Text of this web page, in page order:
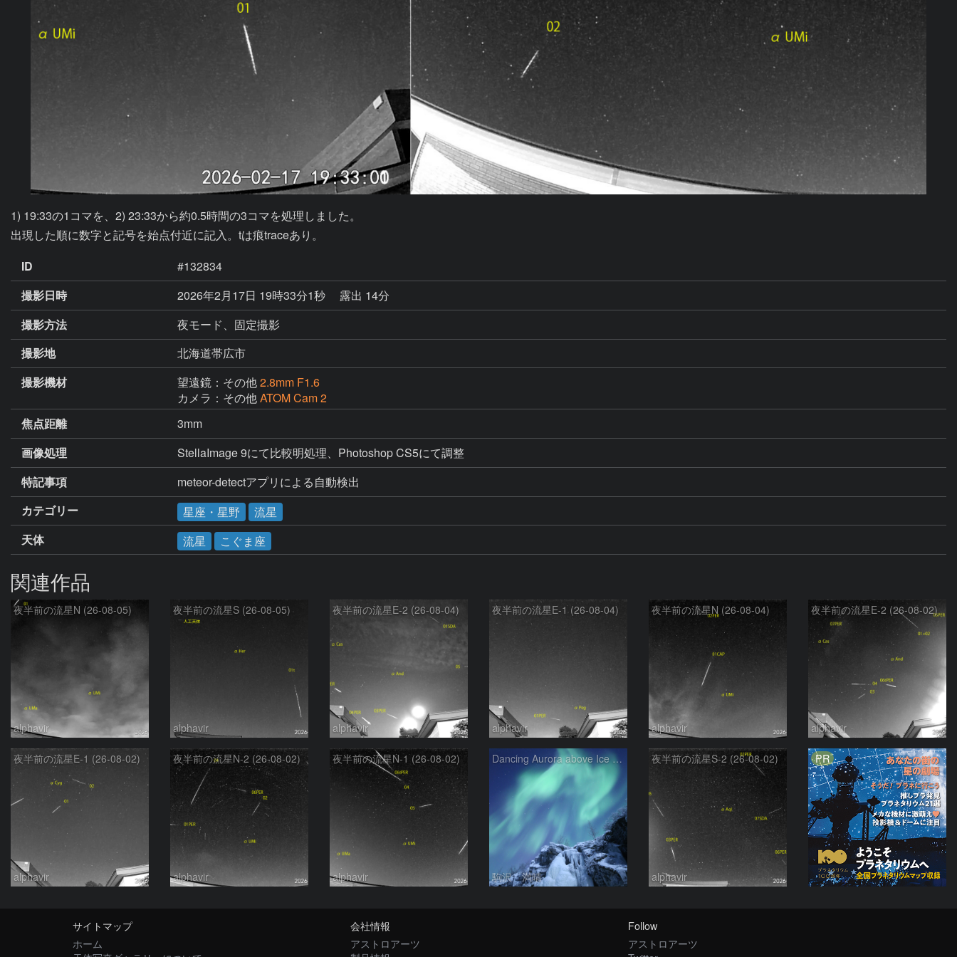
1) 19:33の1コマを、2) 23:33から約0.5時間の3コマを処理しました。
出現した順に数字と記号を始点付近に記入。tは痕traceあり。
ID
#132834
撮影日時
2026年2月17日 19時33分1秒
露出 14分
撮影方法
夜モード、固定撮影
撮影地
北海道帯広市
撮影機材
望遠鏡：その他2.8mm F1.6
カメラ：その他ATOM Cam 2
焦点距離
3mm
画像処理
StellaImage 9にて比較明処理、Photoshop CS5にて調整
特記事項
meteor-detectアプリによる自動検出
カテゴリー
星座・星野
流星
天体
流星 こぐま座
関連作品
夜半前の流星N (26-08-05)
alphavir
夜半前の流星S (26-08-05)
alphavir
夜半前の流星E-2 (26-08-04)
alphavir
夜半前の流星E-1 (26-08-04)
alphavir
夜半前の流星N (26-08-04)
alphavir
夜半前の流星E-2 (26-08-02)
alphavir
夜半前の流星E-1 (26-08-02)
alphavir
夜半前の流星N-2 (26-08-02)
alphavir
夜半前の流星N-1 (26-08-02)
alphavir
Dancing Aurora above Ice Fall
駒沢 満晴
夜半前の流星S-2 (26-08-02)
alphavir
PR
サイトマップ
ホーム
会社情報
アストロアーツ
Follow
アストロアーツ